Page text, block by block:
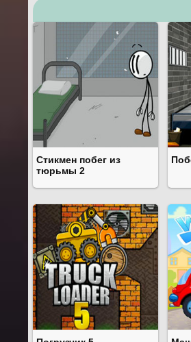
Стикмен побег из
тюрьмы 2